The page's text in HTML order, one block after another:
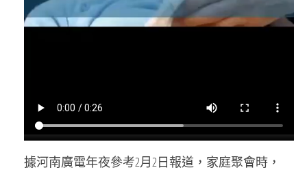
據河南廣電年夜參考2月2日報道，家庭聚會時，